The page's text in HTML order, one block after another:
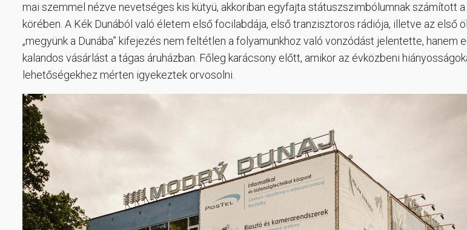
mai szemmel nézve nevetséges kis kütyü, akkoriban egyfajta státuszszimbólumnak számított
körében. A Kék Dunából való életem első focilabdája, első tranzisztoros rádiója, illetve az első
„megyünk a Dunába” kifejezés nem feltétlen a folyamunkhoz való vonzódást jelentette, hanem
kalandos vásárlást a tágas áruházban. Főleg karácsony előtt, amikor az évközbeni
lehetőségekhez mérten igyekeztek orvosolni.